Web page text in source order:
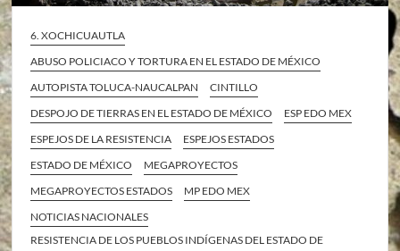
6. XOCHICUAUTLA
ABUSO POLICIACO Y TORTURA EN EL ESTADO DE MÉXICO
AUTOPISTA TOLUCA-NAUCALPAN
CINTILLO
DESPOJO DE TIERRAS EN EL ESTADO DE MÉXICO
ESP EDO MEX
ESPEJOS DE LA RESISTENCIA
ESPEJOS ESTADOS
ESTADO DE MÉXICO
MEGAPROYECTOS
MEGAPROYECTOS ESTADOS
MP EDO MEX
NOTICIAS NACIONALES
RESISTENCIA DE LOS PUEBLOS INDÍGENAS DEL ESTADO DE